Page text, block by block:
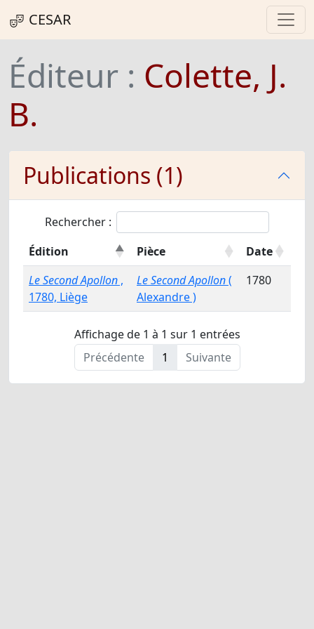
CESAR
Éditeur : Colette, J.
B.
Publications (1)
Rechercher :
Édition
Pièce
Date
Le Second Apollon ,
1780, Liège
Le Second Apollon(
Alexandre )
1780
Affichage de 1 à 1 sur 1 entrées
Précédente
1 Suivante